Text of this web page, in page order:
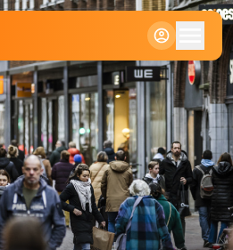
Klein
Standaard
Groot